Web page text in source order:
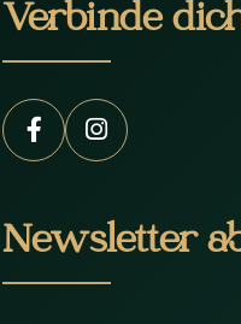
Verbinde
Newsletter